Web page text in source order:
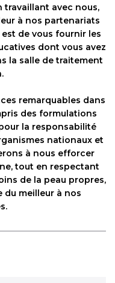
travaillant avec nous,
à nos partenariats
de vous fournir les
dont vous avez
la salle de traitement
remarquables dans
des formulations
la responsabilité
nationaux et
à nous efforcer
tout en respectant
de la peau propres,
meilleur à nos